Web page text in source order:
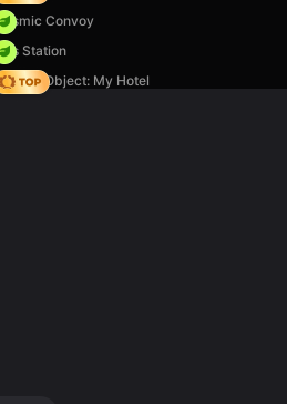
Convoy
Station
Object: My Hotel